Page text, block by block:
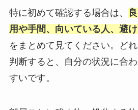
特に初めて確認する場合は、
用や手間、向いている人、避
をまとめて見てください。ど
判断すると、自分の状況に合
すいです。